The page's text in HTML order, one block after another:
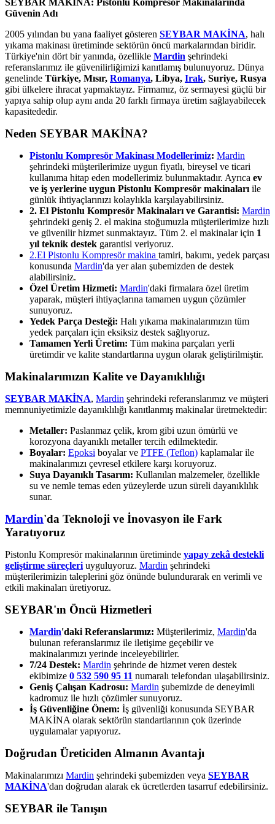
Güvenin Adı
2005 yılından bu yana faaliyet gösteren SEYBAR MAKİNA, halı
yıkama makinası üretiminde sektörün öncü markalarından biridir.
Türkiye'nin dört bir yanında, özellikle Mardin şehrindeki
referanslarımız ile güvenilirliğimizi kanıtlamış bulunuyoruz. Dünya
genelinde Türkiye, Mısır, Romanya, Libya, Irak, Suriye, Rusya
gibi ülkelere ihracat yapmaktayız. Firmamız, öz sermayesi güçlü bir
yapıya sahip olup aynı anda 20 farklı firmaya üretim sağlayabilecek
kapasitededir.
Neden SEYBAR MAKİNA?
Pistonlu Kompresör Makinası Modellerimiz: Mardin
şehrindeki müşterilerimize uygun fiyatlı, bireysel ve ticari
kullanıma hitap eden modellerimiz bulunmaktadır. Ayrıca ev
ve iş yerlerine uygun Pistonlu Kompresör makinaları ile
günlük ihtiyaçlarınızı kolaylıkla karşılayabilirsiniz.
2. El Pistonlu Kompresör Makinaları ve Garantisi: Mardin
şehrindeki geniş 2. el makina stoğumuzla müşterilerimize hızlı
ve güvenilir hizmet sunmaktayız. Tüm 2. el makinalar için 1
yıl teknik destek garantisi veriyoruz.
2.El Pistonlu Kompresör makina tamiri, bakımı, yedek parçası
konusunda Mardin'da yer alan şubemizden de destek
alabilirsiniz.
Özel Üretim Hizmeti: Mardin'daki firmalara özel üretim
yaparak, müşteri ihtiyaçlarına tamamen uygun çözümler
sunuyoruz.
Yedek Parça Desteği: Halı yıkama makinalarımızın tüm
yedek parçaları için eksiksiz destek sağlıyoruz.
Tamamen Yerli Üretim: Tüm makina parçaları yerli
üretimdir ve kalite standartlarına uygun olarak geliştirilmiştir.
Makinalarımızın Kalite ve Dayanıklılığı
SEYBAR MAKİNA, Mardin şehrindeki referanslarımız ve müşteri
memnuniyetimizle dayanıklılığı kanıtlanmış makinalar üretmektedir:
Metaller: Paslanmaz çelik, krom gibi uzun ömürlü ve
korozyona dayanıklı metaller tercih edilmektedir.
Boyalar: Epoksi boyalar ve PTFE (Teflon) kaplamalar ile
makinalarımızı çevresel etkilere karşı koruyoruz.
Suya Dayanıklı Tasarım: Kullanılan malzemeler, özellikle
su ve nemle temas eden yüzeylerde uzun süreli dayanıklılık
sunar.
Mardin'da Teknoloji ve İnovasyon ile Fark
Yaratıyoruz
Pistonlu Kompresör makinalarının üretiminde yapay zekâ destekli
geliştirme süreçleri uyguluyoruz. Mardin şehrindeki
müşterilerimizin taleplerini göz önünde bulundurarak en verimli ve
etkili makinaları üretiyoruz.
SEYBAR'ın Öncü Hizmetleri
Mardin'daki Referanslarımız: Müşterilerimiz, Mardin'da
bulunan referanslarımız ile iletişime geçebilir ve
makinalarımızı yerinde inceleyebilirler.
7/24 Destek: Mardin şehrinde de hizmet veren destek
ekibimize 0 532 590 95 11 numaralı telefondan ulaşabilirsiniz.
Geniş Çalışan Kadrosu: Mardin şubemizde de deneyimli
kadromuz ile hızlı çözümler sunuyoruz.
İş Güvenliğine Önem: İş güvenliği konusunda SEYBAR
MAKİNA olarak sektörün standartlarının çok üzerinde
uygulamalar yapıyoruz.
Doğrudan Üreticiden Almanın Avantajı
Makinalarımızı Mardin şehrindeki şubemizden veya SEYBAR
MAKİNA'dan doğrudan alarak ek ücretlerden tasarruf edebilirsiniz.
SEYBAR ile Tanışın